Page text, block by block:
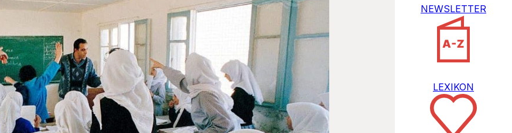
NEWSLETTER
LEXIKON